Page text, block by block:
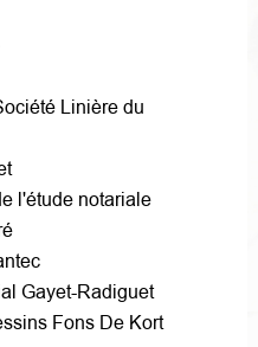
Linière du
l'étude notariale
Gayet-Radiguet
Fons De Kort